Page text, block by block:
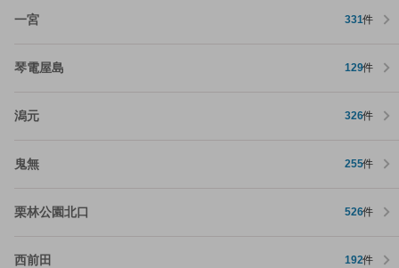
一宮 331件
琴電屋島 129件
潟元 326件
鬼無 255件
栗林公園北口 526件
西前田 192件